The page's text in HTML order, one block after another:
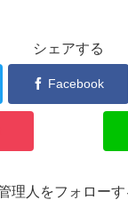
シェアする
Facebook
理人をフォローす